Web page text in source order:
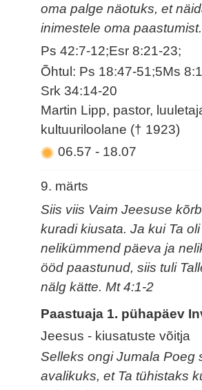
oma palge näotuks, et
inimestele oma
Ps 42:7-12;Esr 8:21-23;
Õhtul: Ps 18:47-51;5Ms
Srk 34:14-20
Martin Lipp, pastor,
kultuuriloolane († 1923)
06.57- 18.07
9. märts
Siis viis Vaim Jeesuse
kuradi kiusata. Ja kui Ta oli
nelikümmend päeva ja
ööd paastunud, siis tuli
nälg kätte. Mt 4:1-2
Paastuaja 1. pühapäev
Jeesus - kiusatuste võitja
Selleks ongi Jumala Poeg
avalikuks, et Ta tühistaks